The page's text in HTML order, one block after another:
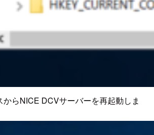
からNICE DCVサーバーを再起動しま